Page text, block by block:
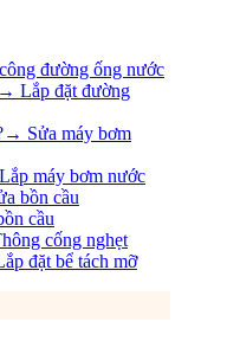
đường ống nước
→ Lắp đặt đường
→ Sửa máy bơm
Lắp máy bơm nước
bồn cầu
cầu
cống nghẹt
đặt bể tách mỡ